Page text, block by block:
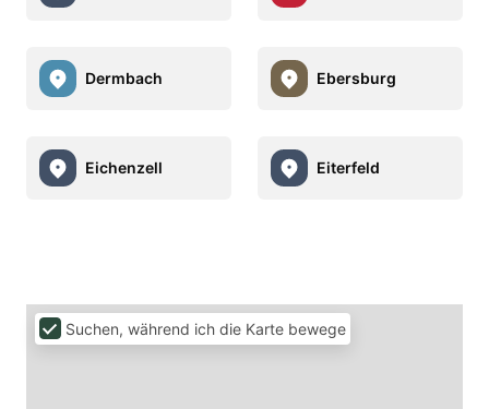
Dermbach Ebersburg
Eichenzell Eiterfeld
Suchen, während ich die Karte bewege